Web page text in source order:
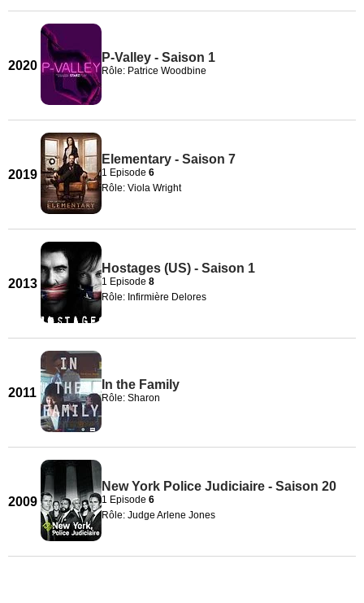
2020
P-Valley - Saison 1
Rôle: Patrice Woodbine
2019
Elementary - Saison 7
1 Episode 6
Rôle: Viola Wright
2013
Hostages (US) - Saison 1
1 Episode 8
Rôle: Infirmière Delores
2011
In the Family
Rôle: Sharon
2009
New York Police Judiciaire - Saison 20
1 Episode 6
Rôle: Judge Arlene Jones